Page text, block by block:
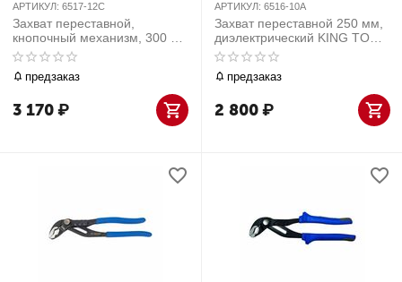
АРТИКУЛ: 6517-12C
Захват переставной,
кнопочный механизм, 300 мм
KING TONY 6517-12C
предзаказ
3 170₽
АРТИКУЛ: 6516-10A
Захват переставной 250 мм,
диэлектрический KING TONY
6516-10A
предзаказ
2 800₽